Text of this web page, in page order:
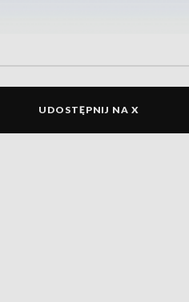
UDOSTĘPNIJ NA X